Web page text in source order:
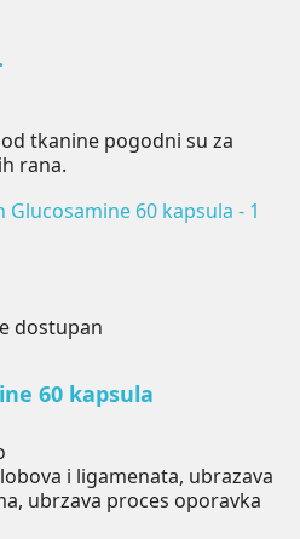
tkanine pogodni su za
rana.
dostupan
60 kapsula
i ligamenata, ubrazava
ubrzava proces oporavka